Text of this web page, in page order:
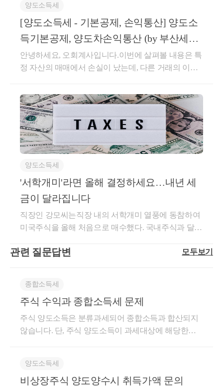
특히나 특정주식의 경우
주식을 양도했다고 고려하여
세율 20% 정도를 예상하는 경우가 많은데요.
이 경우, 양도가액이 클 경우 40~45% 의 세율을 적용
약 2배 이상의 양도세가 부과될 수 있다는 점 주의하
셔야 합니다.
또한 분양권이나 조합원입주권, 또한 주택의 경우
2년 이상 보유시 기본세율이 적용되어
으며
1세대 1주택 비과세 또한
2년 이상 보유 혹은 거주를 해야 하는 점 꼭 고려해주
시면 좋습니다.
양도세 세율을 자세히 보면
추가적으로 궁금하신 내용 있으면 언제든 연락주시
길 바랍니다.
긴 글 읽어주셔서 감사합니다.
서가세무회계 최혜경 세무사 드림.
업상속공제를 노려봄직도 하지만,한가지 걸리는 점은
사후관리가 매우 엄격하다는 것입니다.5년 이내1) 해
당 가업용 자산의 40% 이상을 처분한 경우2) 해당 상속
상속인의 지분이 감소된 경우4) 정규직 근로자 수 혹은
총급여액의 평균이 상속 전 기준보다 90% 미달하는 경
문제가 클 수 있는데요.중소, 중견기업에서근로자를
채용하는 것도 점점 어려워지고근로자의 고용을 유지
하는 것도 점점 어려워지는 상황이기 때문에 그렇습니
다.이 부분이 지켜지지 않는다면수억원, 수십억원의
상속세가 가산세와 함께추징될 수 있는 리스크가 있습
업을자녀에게 승계할 때는 많은 고민과 노력이 필요한
것 같습니다.그래도 어떤 특례 제도나 지원 사업 등이
다면시도해보는 것이 좋습니다.가장 큰 리스크는 무것
도 하지 않고,갑작스럽게 상속 등을 맞이하는 경우이
기 때문입니다.긴 글 읽어주셔서 감사합니다.상담이
필요하시면 아래로 연락주시면 됩니다.최혜경 세무사
주택도 비과세가 가능하게 됩니다.① 공동상속주택 +
② 일반주택 취득 → 일반주택 양도시 비과세(소수지
분권자)소수지분권자에대한 비과세 특례 또한선순위
주택에 한하여 적용하게 됩니다.만약 자녀 2분이 각각
1주택이 있는 상황에서부모님 1주택을 소유하고 있는
경우에지분을 51% : 49% 로 한다면,지분이 큰 주된 상
자인 상속인은 공동상속주택으로 인한 비과세 특례를
받을 수 있을 여지가 있습니다.이 비과세 특례는가족
간 공동 상속받은 경우 일부 지분을 가지고 있되,내가
보유한 주택에 대한 비과세 요건을 충족시키고자 할
때요긴하게 활용 될 수 있습니다.상속받은 주택 중과
유한 경우중과 배제 혜택이 있는지 살펴볼까요?155조
2항, 즉 선순위 상속주택에 대한단독상속권자 혹은 공
동상속 최대지분권자의 경우에해당하는 &lt;상속 주택
수에서 배제 됩니다.1세대 1주택 비과세가 된다는 것
과중과가 배제된다는 것은 다른데요.예컨데 상속주택
주택 -&gt; 일반주택 매도시일반주택이 조정지역에 위
내 양도한다면, 주택 수에서 제외시켜중과세가 아닌
속주택의 경우에도상속지분이 가장 큰 상속인의 소유
로 하여 주택 수를 계산하게 됩니다.주된 상속인 - 주택
수 포함소수지분권자 - 주택 수 미포함즉 소수지분권
니다.특히나 지금처럼 중과세가 확대되고 있는 상황에
서는이 중과세 배제 또한 엄밀히 따져볼만한 규정입니
서, 대출 증명서, 차용증, 증여신고서 등을필수적으로
제출해야 합니다.조정 지역 이외에는 6억원 기준으로
역에서는 금액과 관계없이모든 매수자는 자금조달계
획서를 필수적으로 제출해야 합니다.자금조달계획서
는 신고가 되지 않은 수익에 대한 리스크를 안고 있고,
어올 수 있기 때문에문제가 되는 자산의 흐름이 있다
면,세무사를 통해 꼭 사전 상담을 진행하시기를 권해
드립니다.기타 사항전매조정지역 내 주택은 수도권 3
년 지방 1년 간의 전매 제한이 있으며오피스텔 또한 1
년의 전매 제한 규정을 적용합니다.청약조정지역에서
청약을 받게 되면,재담청 제한이 7년,투기과열지구는
10년 이 적용됩니다.현재 모든 조정지역이 투기과열지
구 이기 때문에10년의 재담청 제한을 적용받게 됩니
다.재건축 재개발 정비사업조정지역 내 재건축 재개발
의 경우 주택 공급수를 1주택으로 제한합니다.1+1 입
주권 등에 이슈가 생기겠습니다.또한 투기과열지구 내
조합인가일 혹은 관처일 이후에 부터는조합원의 지위
재담청 제한도 5년간 규제가 적용됩니다.화성 동탄은
지역 내에주택을 매도하시거나 매수하실 계획이 있으
추천 드립니다.간단하게 궁금하신 사항 있으시면가볍
게 문자 보내주셔도 되시고,세무 상담이 필요하시다면
예약을 통해 진행하시면 됩니다.긴 글 읽어주셔서 감
여재산가액'을 먼저 정합니다.단도직입적으로 가장 기
본인증여세의 과세 구조를 먼저 보겠습니다.여기서 가
구하는 부분입니다.증여재산가액은증여일 현재의 시
가로 평가하게 됩니다.현금이라면 그 현금 가액 그대
로를 의미합니다.하지만 부동산이라면, 주식이라면,
어떤 가액을 기준으로 증여재산가액을 구하는걸까요.
세금은 시가가 결정한다는 말이 있습니다.각 재산별
증여하실 때 어떤 식으로'증여재산가액'을 구하는지 알
아보도록 하겠습니다.상증세법상 '시가'란상속 증여세
의 기본 가액은 '시가' 입니다.시가란 시장가격, 불특정
다수인 사이에 성립되는 가격을 의미합니다.이 시가로
인정되는 가액은 다음 3가지 입니다.① 당해 부동산의
실제 거래된 가액②당해 부동산의 감정가액③당해 부
동산의 경매, 공매, 수용된 가액위의 가액은 내가 증여
공매 되거나 감정평가되는 경우에 한합니다.이런 경우
는 흔하지 않습니다.위의 3가지 경우의 수가 없는 경우
로 합니다.이 시가로 인정되는 가액은증여세의 경우
우 상속일 기준 '6개월 전' ~ '직후 6개월 이내'안에 이뤄
상가, 토지의 경우위의 기준을 통해 '증여재산가액'이
결정되게 됩니다.실제 거래된 가격, 감정가액, 경공매
가격이 없다면유사매매사례가액 을 기준으로 하게 됩
면적의 차이가 5% 이내일 것③ 고시된 주택 가격의 차
이가 5% 이내일 것아파트의 경우 로열동, 로열호, 향
양도소득세
[양도소득세 - 기본공제, 손익통산] 양도소
득기본공제, 양도차손익통산 (by 부산세무
사/부산회계사)
안녕하세요, 오회계사입니다.이번에 살펴볼 내용은 특
정 자산의 매매에서 손실이 났는데, 다른 거래의 이익
그리고 양도소득기본공제에 대해서도 알아보겠습니
다.세부적으로 살펴보면,양도차손은 동일 자산유형내
에의 이익을 통산하고, 다른 자산 유형과는 통산되지
않습니다.양도소득금액은 아래의 4가지 유형으로 분
류합니다.①유형1: 토지, 건물, 부동산에 관한 권리, 기
타자산②유형2: 주식③유형3: 파생상품④유형4: 신탁
수익권 소득그리고,매매로 인한 이익과 손실은동일자
산 유형내에서 통산합니다.즉, 토지 매매로 인한 손실
매 손실을 주택 매매 이익에 차감할 수는 없다는 것입
니다.102조(양도소득금액의 구분 계산 등)① 양도소득
금액은 다음 각 호의 소득별로 구분하여 계산한다. 이
호의 소득금액과 합산하지 아니한다.1. 제94조제1항제
에 따른 소득3. 제94조제1항제5호에 따른 소득4. 제94
금액을 계산할 때 양도차손이 발생한 자산이 있는 경
우에는 제1항 각 호별로 해당 자산 외의 다른 자산에서
발생한 양도소득금액에서 그 양도차손을 공제한다. 이
는 자산과 먼저통산하고, 그 다음으로 다른 세율을 적
용받는 자산과 통산합니다.제167조의2(양도차손의 통
양도소득세
'서학개미'라면 올해 결정하세요…내년 세
금이 달라집니다
직장인 강모씨는직장 내의 서학개미 열풍에 동참하여
미국주식을 올해 처음으로 매수했다. 국내주식과 달리
다가오니 이제 매도 여부를 결정해야 한다는 동료들의
이 양도소득세 확정 신고 기간인 다음 해 5월 말까지
신고 납부 해야 한다. 국내 증권사들은 양도세 신고를
대행해주는 서비스를 제공하고 있다. [사진 pxhere]해
외주식 양도소득세의 기본구조는?국내주식은 현행 세
율에 상관없이 국내주식 처분으로 얻은 이익이 연간 5
000만원을 넘으면 금융투자소득세라는 양도소득세를
관련 질문답변 모두보기
종합소득세
주식 수익과 종합소득세 문제
주식 양도소득은 분류과세되어 종합소득과 합산되지
않습니다. 단, 주식 양도소득이 과세대상에 해당한다
식 등
양도소득세
비상장주식 양도양수시 취득가액 문의